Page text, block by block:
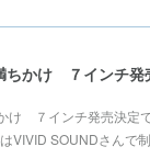
かけ ７インチ発
７インチ発売決定
VIVID SOUNDさんで